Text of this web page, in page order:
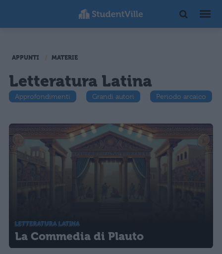
APPUNTI MATERIE
Letteratura Latina
Approfondimenti Grandi autori Periodo arcaico
LETTERATURA LATINA
La Commedia di Plauto